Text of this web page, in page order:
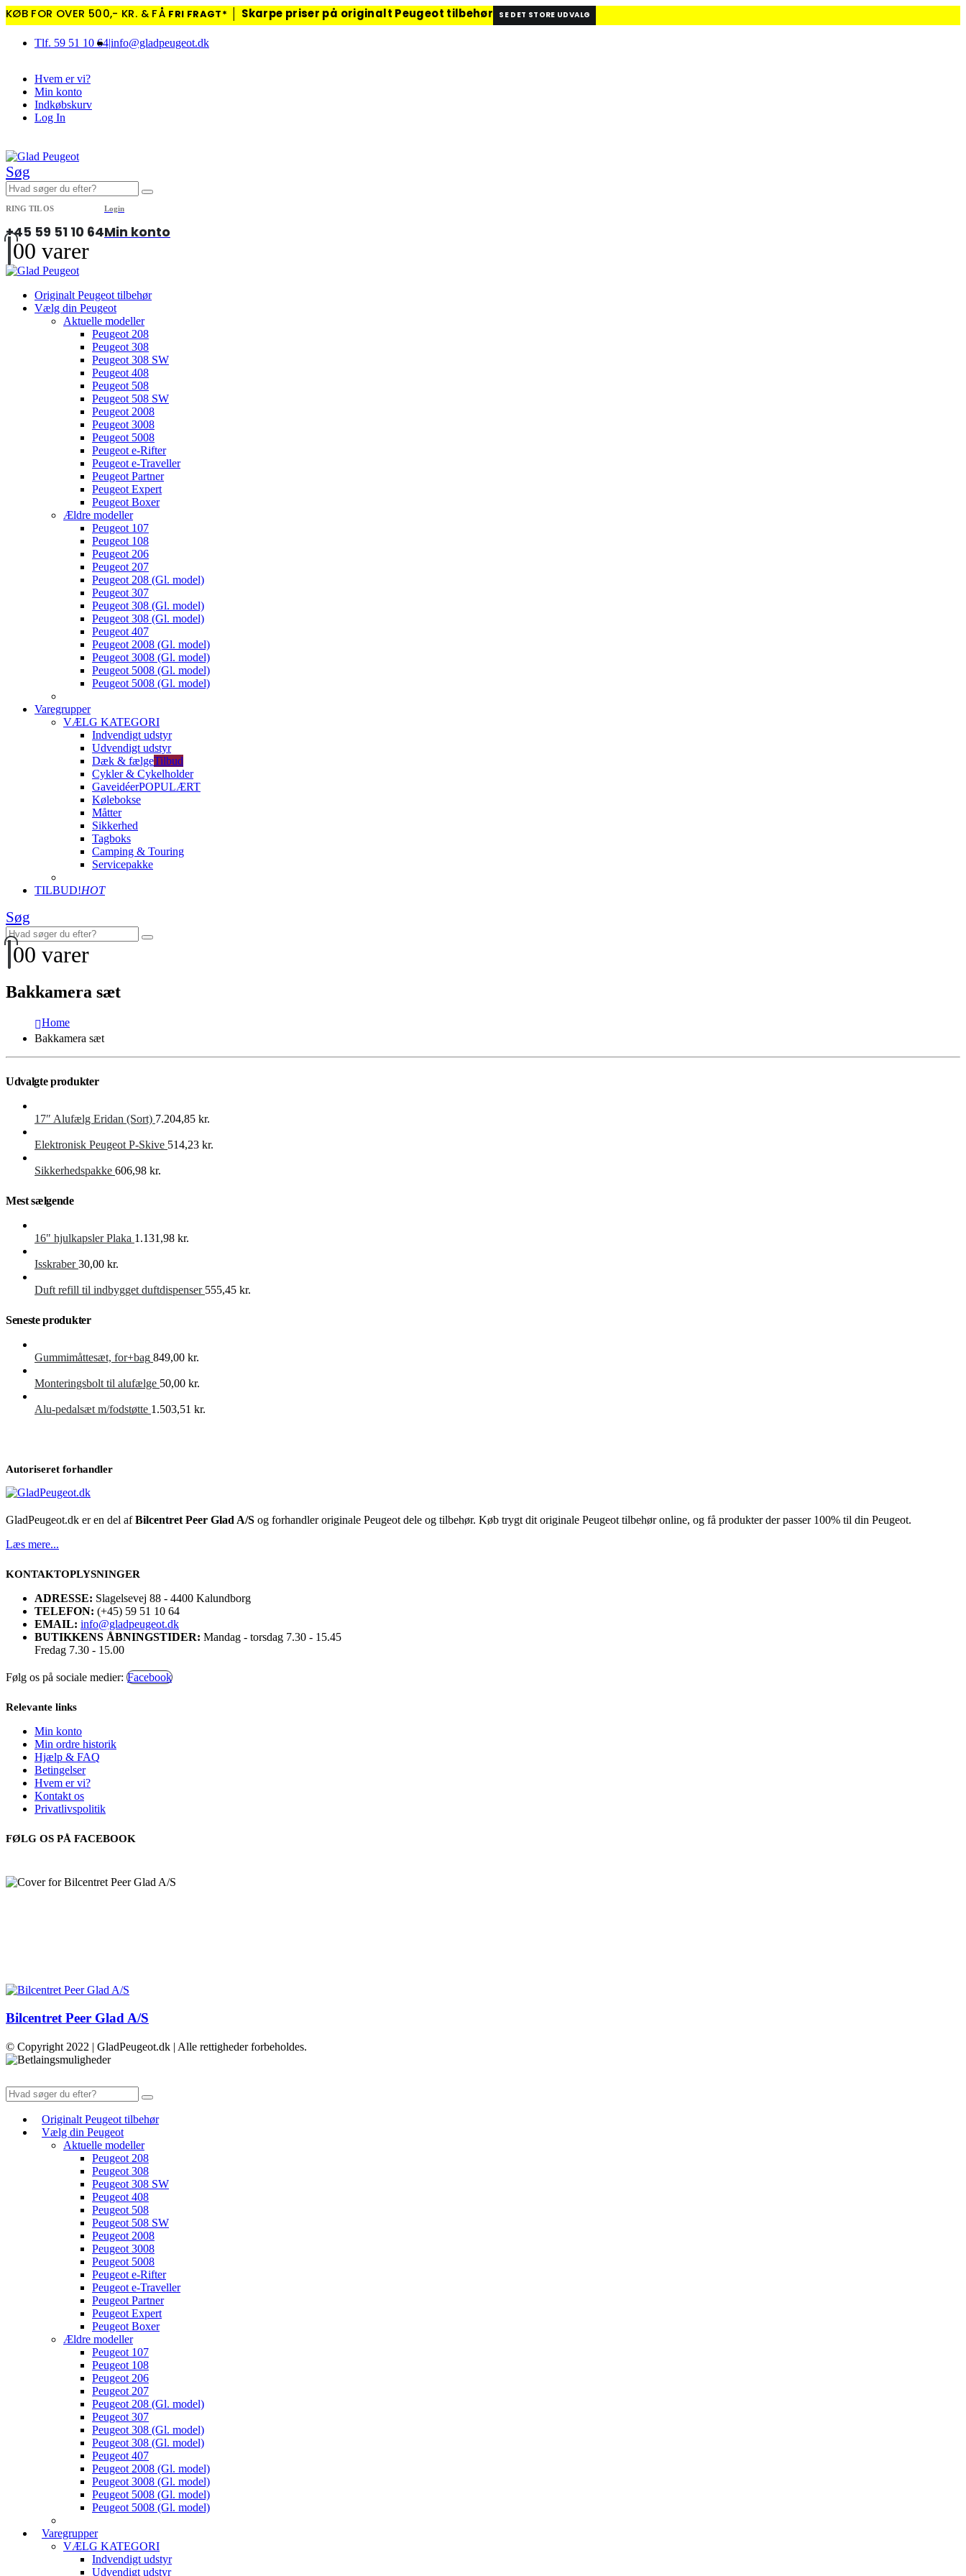
KØB FOR OVER 500,- KR. & FÅ FRI FRAGT* Skarpe priser på originalt Peugeot tilbehør SE DET STORE UDVALG
Tlf. 59 51 10 64|info@gladpeugeot.dk
Hvem er vi?
Min konto
Indkøbskurv
Log In
Søg
RING TIL OS
+45 59 51 10 64
Login
Min konto
00 varer
Originalt Peugeot tilbehør
Vælg din Peugeot
Aktuelle modeller
Peugeot 208
Peugeot 308
Peugeot 308 SW
Peugeot 408
Peugeot 508
Peugeot 508 SW
Peugeot 2008
Peugeot 3008
Peugeot 5008
Peugeot e-Rifter
Peugeot e-Traveller
Peugeot Partner
Peugeot Expert
Peugeot Boxer
Ældre modeller
Peugeot 107
Peugeot 108
Peugeot 206
Peugeot 207
Peugeot 208 (Gl. model)
Peugeot 307
Peugeot 308 (Gl. model)
Peugeot 308 (Gl. model)
Peugeot 407
Peugeot 2008 (Gl. model)
Peugeot 3008 (Gl. model)
Peugeot 5008 (Gl. model)
Peugeot 5008 (Gl. model)
Varegrupper
VÆLG KATEGORI
Indvendigt udstyr
Udvendigt udstyr
Dæk & fælgeTilbud
Cykler & Cykelholder
GaveidéerPOPULÆRT
Kølebokse
Måtter
Sikkerhed
Tagboks
Camping & Touring
Servicepakke
TILBUD!HOT
Søg
00 varer
Bakkamera sæt
Home
Bakkamera sæt
Udvalgte produkter
17″ Alufælg Eridan (Sort) 7.204,85 kr.
Elektronisk Peugeot P-Skive 514,23 kr.
Sikkerhedspakke 606,98 kr.
Mest sælgende
16" hjulkapsler Plaka 1.131,98 kr.
Isskraber 30,00 kr.
Duft refill til indbygget duftdispenser 555,45 kr.
Seneste produkter
Gummimåttesæt, for+bag 849,00 kr.
Monteringsbolt til alufælge 50,00 kr.
Alu-pedalsæt m/fodstøtte 1.503,51 kr.
Autoriseret forhandler
GladPeugeot.dk er en del afBilcentret Peer Glad A/S og forhandler originale Peugeot dele og tilbehør. Køb trygt dit originale Peugeot tilbehør online, og få produkter der passer 100% til din Peugeot.
Læs mere...
KONTAKTOPLYSNINGER
ADRESSE: Slagelsevej 88 - 4400 Kalundborg
TELEFON: (+45) 59 51 10 64
EMAIL: info@gladpeugeot.dk
BUTIKKENS ÅBNINGSTIDER: Mandag - torsdag 7.30 - 15.45
Fredag 7.30 - 15.00
Følg os på sociale medier: Facebook
Relevante links
Min konto
Min ordre historik
Hjælp & FAQ
Betingelser
Hvem er vi?
Kontakt os
Privatlivspolitik
FØLG OS PÅ FACEBOOK
Bilcentret Peer Glad A/S
© Copyright 2022 | GladPeugeot.dk | Alle rettigheder forbeholdes.
Originalt Peugeot tilbehør
Vælg din Peugeot
Aktuelle modeller
Peugeot 208
Peugeot 308
Peugeot 308 SW
Peugeot 408
Peugeot 508
Peugeot 508 SW
Peugeot 2008
Peugeot 3008
Peugeot 5008
Peugeot e-Rifter
Peugeot e-Traveller
Peugeot Partner
Peugeot Expert
Peugeot Boxer
Ældre modeller
Peugeot 107
Peugeot 108
Peugeot 206
Peugeot 207
Peugeot 208 (Gl. model)
Peugeot 307
Peugeot 308 (Gl. model)
Peugeot 308 (Gl. model)
Peugeot 407
Peugeot 2008 (Gl. model)
Peugeot 3008 (Gl. model)
Peugeot 5008 (Gl. model)
Peugeot 5008 (Gl. model)
Varegrupper
VÆLG KATEGORI
Indvendigt udstyr
Udvendigt udstyr